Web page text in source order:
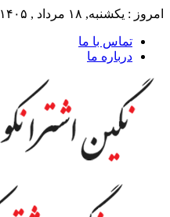
امروز : یکشنبه, ۱۸ مرداد , ۱۴۰۵
تماس با ما
درباره ما